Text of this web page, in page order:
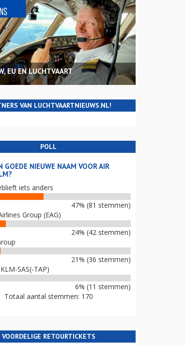
EU EN LUCHTVAART
VAN LUCHTVAARTNIEUWS.NL!
POLL
GOEDE NIEUWE NAAM VOOR AIR
iets anders
47% (81 stemmen)
Group (EAG)
24% (42 stemmen)
21% (36 stemmen)
SAS(-TAP)
6% (11 stemmen)
Totaal aantal stemmen: 170
VOORDELIGE RETOURTICKETS